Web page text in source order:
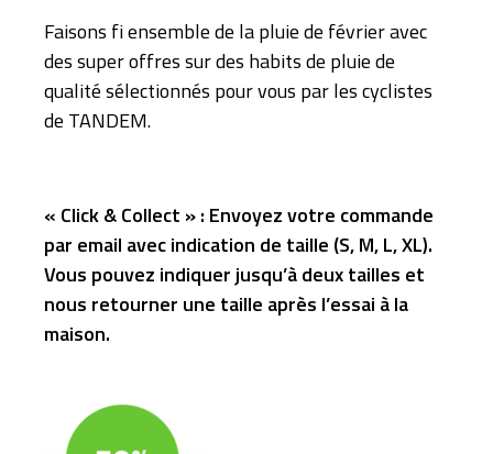
Faisons fi ensemble de la pluie de février avec
des super offres sur des habits de pluie de
qualité sélectionnés pour vous par les cyclistes
de TANDEM.
« Click & Collect » : Envoyez votre commande
par email avec indication de taille (S, M, L, XL).
Vous pouvez indiquer jusqu’à deux tailles et
nous retourner une taille après l’essai à la
maison.